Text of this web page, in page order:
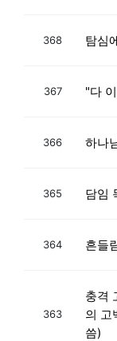
368 탐심
367 "다
366 하나
365 담임
364 흔들
363
충격
의 고
씀)